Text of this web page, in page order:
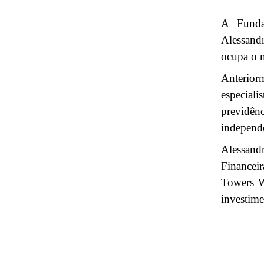
A
ocupa o
Towers